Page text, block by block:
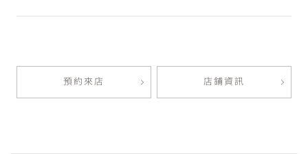
預約來店 店鋪資訊